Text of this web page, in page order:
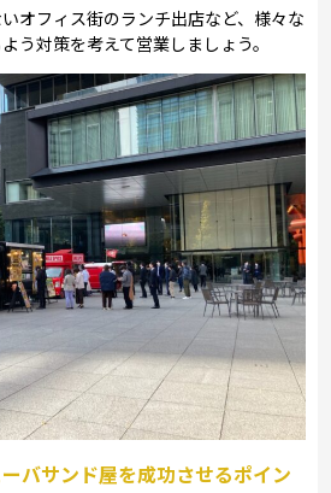
オフィス街のランチ出店など、様々な
う対策を考えて営業しましょう。
バサンド屋を成功させるポイン